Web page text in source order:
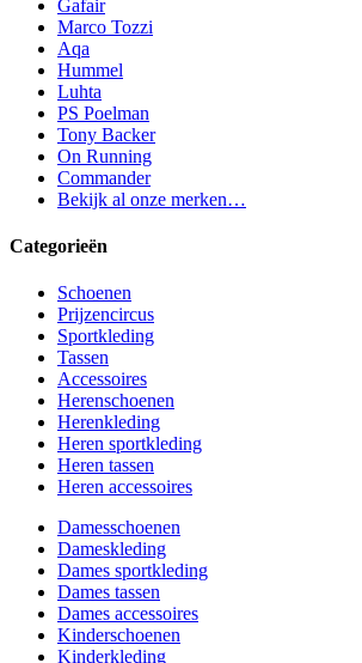
Gafair
Marco Tozzi
Aqa
Hummel
Luhta
PS Poelman
Tony Backer
On Running
Commander
Bekijk al onze merken…
Categorieën
Schoenen
Prijzencircus
Sportkleding
Tassen
Accessoires
Herenschoenen
Herenkleding
Heren sportkleding
Heren tassen
Heren accessoires
Damesschoenen
Dameskleding
Dames sportkleding
Dames tassen
Dames accessoires
Kinderschoenen
Kinderkleding